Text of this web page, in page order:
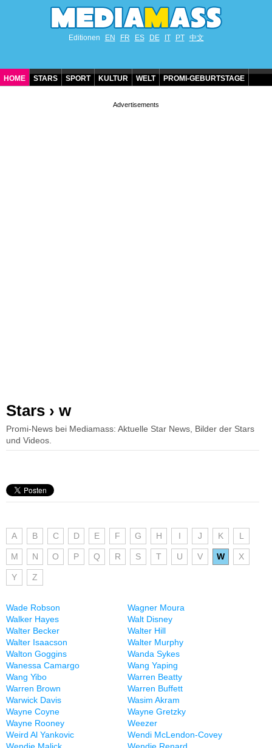
Editionen EN FR ES DE IT PT 中文
HOME STARS SPORT KULTUR WELT PROMI-GEBURTSTAGE
Stars › w
Promi-News bei Mediamass: Aktuelle Star News, Bilder der Stars
und Videos.
A B C D E F G H I J K L
M N O P Q R S T U V W X
Y Z
Wade Robson
Wagner Moura
Walker Hayes
Walt Disney
Walter Becker
Walter Hill
Walter Isaacson
Walter Murphy
Walton Goggins
Wanda Sykes
Wanessa Camargo
Wang Yaping
Wang Yibo
Warren Beatty
Warren Brown
Warren Buffett
Warwick Davis
Wasim Akram
Wayne Coyne
Wayne Gretzky
Wayne Rooney
Weezer
Weird Al Yankovic
Wendi McLendon-Covey